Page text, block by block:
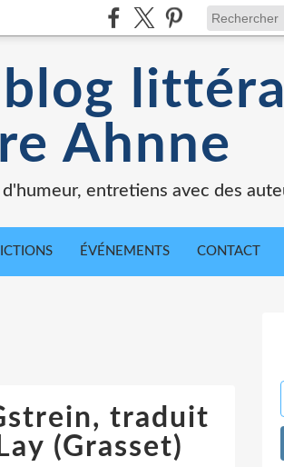
blog
Ahnne
entretiens avec des
ÉVÉNEMENTS CONTACT
traduit
(Grasset)